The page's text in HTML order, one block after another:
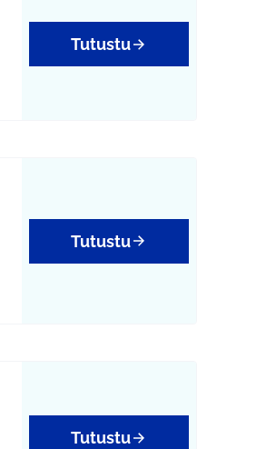
Tutustu
Tutustu
Tutustu